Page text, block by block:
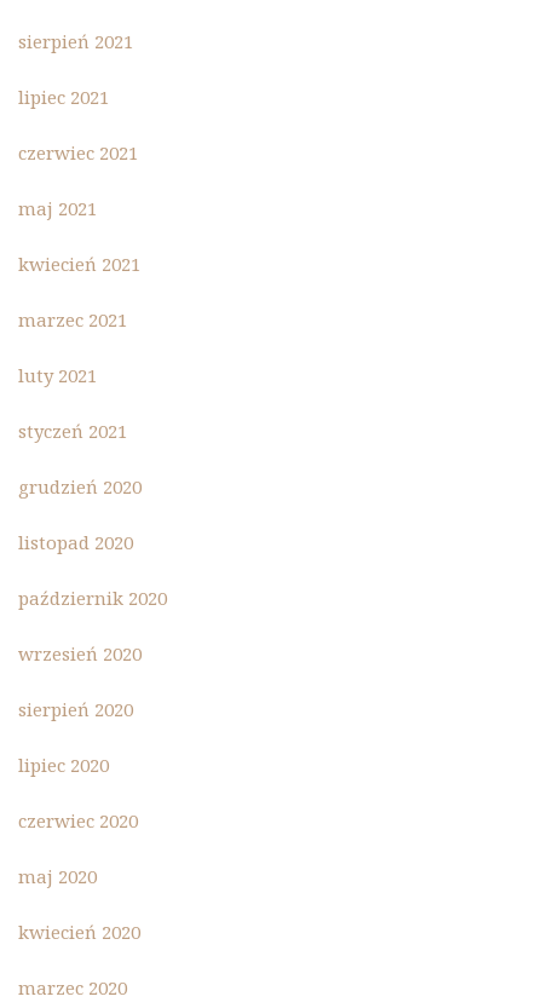
sierpień 2021
lipiec 2021
czerwiec 2021
maj 2021
kwiecień 2021
marzec 2021
luty 2021
styczeń 2021
grudzień 2020
listopad 2020
październik 2020
wrzesień 2020
sierpień 2020
lipiec 2020
czerwiec 2020
maj 2020
kwiecień 2020
marzec 2020